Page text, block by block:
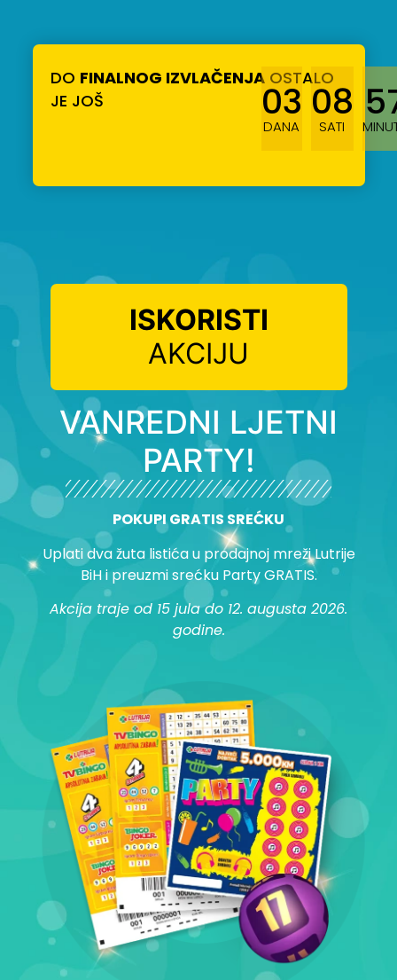
DO FINALNOG IZVLAČENJAOSTALO
JE JOŠ
03
DANA
08
SATI
ISKORISTI
AKCIJU
VANREDNI LJETNI
PARTY!
POKUPI GRATIS SREĆKU
Uplati dva žuta listića u prodajnoj mreži Lutrije
BiH i preuzmi srećku Party GRATIS.
Akcija traje od 15 jula do 12. augusta 2026.
godine.